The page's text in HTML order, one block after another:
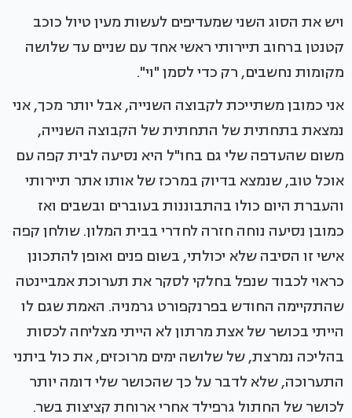
ויש את הסוג השני שמעדיפים לעשות מעין טיול כוכב
קטנטן ברחוב תיירותי ראשי אחד עם שניים עד שלושה
מקומות נחשבים, רק כדי לסמן "וי".
אני כמובן משתייכת לקבוצה השנייה, אבל יותר מכך, אני
נמצאת בתחתית של התחתית של הקבוצה השנייה,
משום שהעדפה שלי גם בחו"ל היא נסיעה לבית קפה עם
אוכל טוב, שנמצא בדיוק במרכז של אותו אתר תיירותי
והעברת היום כולו בהתבוננות בעוברים ובשבים ואז
כמובן נסיעה נוחה חזרה לחדרי בבית המלון. שולחן קפה
אישי זו הסיבה שלא יכולתי, בשום פנים ואופן להתכונן
כראוי לכבוד שנפל בחלקי לסקר את תערוכת אמביינטה
שהתקיימה החודש בפרנקפורט גרמניה. האמת שגם לו
הייתי בכושר של אצת מרתון לא הייתי מצליחה לכסות
בהליכה נמרצת, של שלושה ימים מרוכזים, את כול ביתני
התערוכה, שלא לדבר על כך שהכושר שלי דומה יותר
לכושר של החתול גרפילד אחרי ארוחת קציצות בשר.